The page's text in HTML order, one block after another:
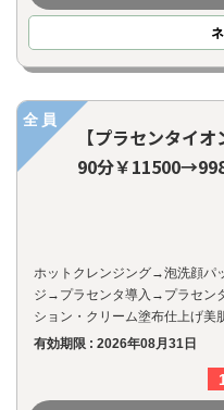
全員
【プラセンタイ
90分￥
ホットクレンジング→泡洗顔
ジ→プラセンタ導入→プラセン
ション・クリーム塗布仕上げ美
有効期限 : 2026年08月31日